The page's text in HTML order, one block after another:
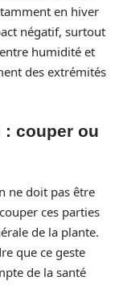
en hiver
négatif, surtout
humidité et
des extrémités
couper ou
ne doit pas être
ces parties
de la plante.
que ce geste
de la santé